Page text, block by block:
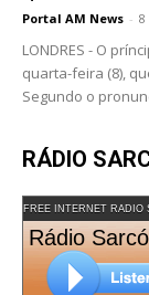
Portal AM News - 8
LONDRES - O
quarta-feira (8),
Segundo o
RÁDIO
FREE INTERNET RADIO
Rádio